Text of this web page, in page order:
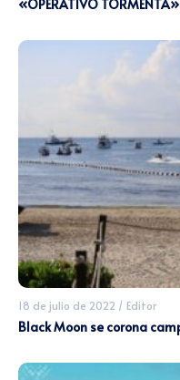
«OPERATIVO TORMENTA»
18 de julio de 2022 / Editor
Black Moon se corona